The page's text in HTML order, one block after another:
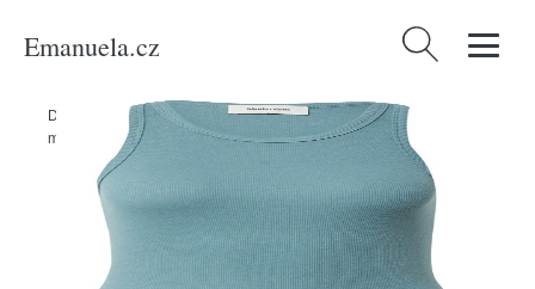
Emanuela.cz Vyhledávání
Domů Produkty / Ženy Oblečení/Šaty/ Mini šaty/Šaty 'Igor'
modström nefritová